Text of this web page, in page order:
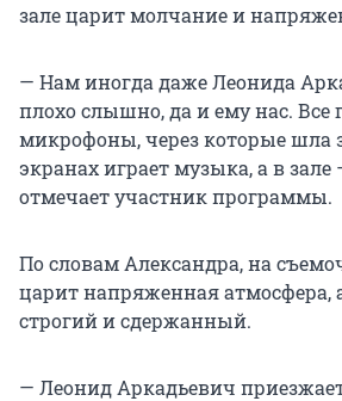
зале царит молчание и
— Нам иногда даже Леонида
плохо слышно, да и ему нас. Все
микрофоны, через которые шла
экранах играет музыка, а в
отмечает участник программы.
По словам Александра, на
царит напряженная атмосфера,
строгий и сдержанный.
— Леонид Аркадьевич